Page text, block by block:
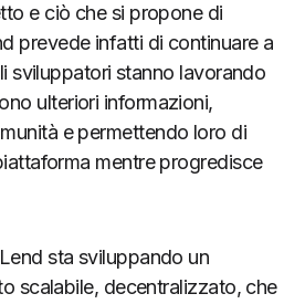
e ciò che si propone di
prevede infatti di continuare a
sviluppatori stanno lavorando
ulteriori informazioni,
e permettendo loro di
mentre progredisce
sta sviluppando un
scalabile, decentralizzato, che